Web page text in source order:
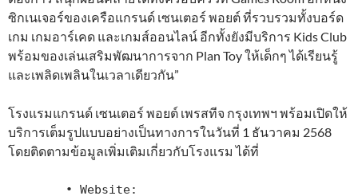
ซิกเนเจอร์ของเครือแกรนด์ เซนเตอร์ พอยต์ ที่รวบรวมทั้งบอร์ด
เกม เกมอาร์เคด และเกมส์ออนไลน์ อีกทั้งยังมีบริการ Kids Club
พร้อมของเล่นเสริมพัฒนาการจาก Plan Toy ให้เด็กๆ ได้เรียนรู้
และเพลิดเพลินในเวลาเดียวกัน”
โรงแรมแกรนด์ เซนเตอร์ พอยต์ เพรสทีจ กรุงเทพฯ พร้อมเปิดให้
บริการเต็มรูปแบบอย่างเป็นทางการในวันที่ 1 ธันวาคม 2568
โดยติดตามข้อมูลเพิ่มเติมเกี่ยวกับโรงแรม ได้ที่